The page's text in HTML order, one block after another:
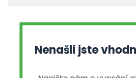
Nenašli jste